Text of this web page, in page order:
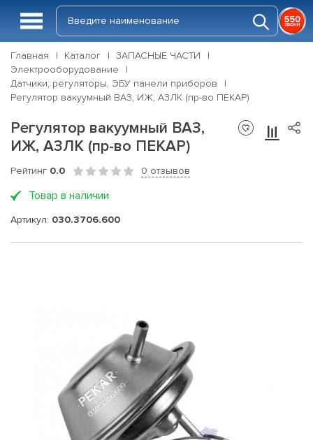
Главная Каталог
ЗАПАСНЫЕ ЧАСТИ
Электрооборудование
Датчики, регуляторы, ЭБУ панели приборов
Регулятор вакуумный ВАЗ, ИЖ, АЗЛК (пр-во ПЕКАР)
Регулятор вакуумный ВАЗ,
ИЖ, АЗЛК (пр-во ПЕКАР)
Рейтинг 0.0 0 отзывов
Товар в наличии
Артикул: 030.3706.600